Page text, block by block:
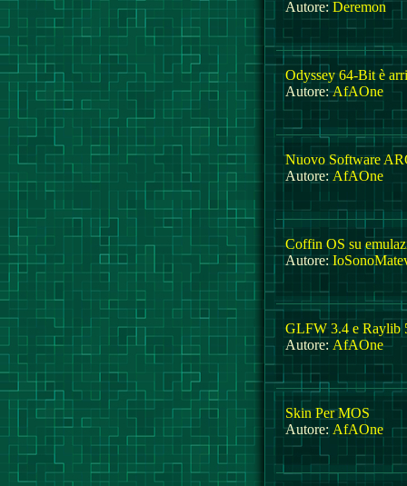
Autore: Deremon
Odyssey 64-Bit è
Autore:AfAOne
Nuovo Software
Autore: AfAOne
Coffin OS su
Autore:
GLFW 3.4 e Raylib
Autore: AfAOne
Skin Per MOS
Autore: AfAOne